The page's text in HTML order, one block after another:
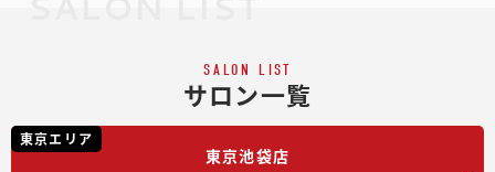
SALON LIST
サロン一覧
東京エリア
東京池袋店